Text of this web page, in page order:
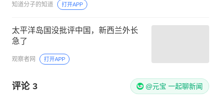
知道分子的知道 打开APP
太平洋岛国没批评中国，新西兰外长
急了
观察者网 打开APP
评论 3 @元宝 一起聊新闻